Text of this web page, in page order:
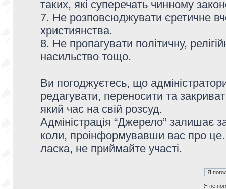
таких, які суперечать чинному
7. Не розповсюджувати єретичне
християнства.
8. Не пропагувати політичну,
насильство тощо.
Ви погоджуєтесь, що
редагувати, переносити та
який час на свій розсуд.
Адміністрація “Джерело” залишає
коли, проінформувавши вас про
ласка, не приймайте участі.